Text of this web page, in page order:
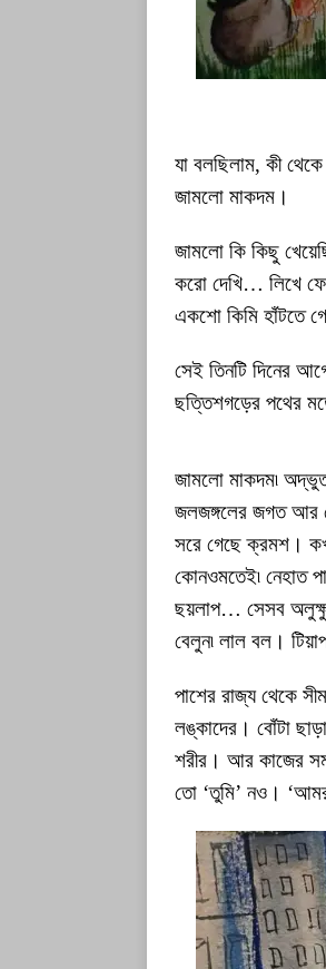
যা বলছিলাম, কী
জামলো মাকদম।
জামলো কি কিছু
করো দেখি… লিখে
একশো কিমি হাঁটতে
সেই তিনটি দিনের
ছত্তিশগড়ের পথের
জামলো মাকদম৷
জলজঙ্গলের জগত আর
সরে গেছে ক্রমশ।
কোনওমতেই৷ নেহাত
ছয়লাপ… সেসব
বেলুন৷ লাল বল।
পাশের রাজ্য থেকে
লঙ্কাদের। বোঁটা
শরীর। আর কাজের
তো ‘তুমি’ নও।